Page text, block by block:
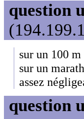
question
sur un 100 m
sur un
assez
question